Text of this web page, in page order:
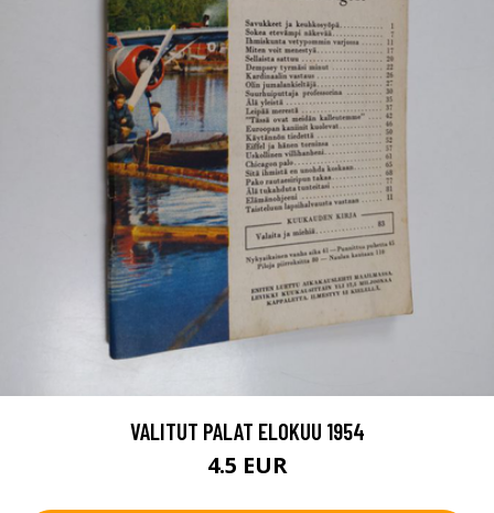
VALITUT PALAT ELOKUU 1954
4.5 EUR